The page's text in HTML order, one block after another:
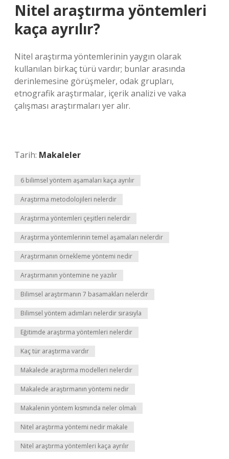
Nitel araştırma yöntemleri
kaça ayrılır?
Nitel araştırma yöntemlerinin yaygın olarak
kullanılan birkaç türü vardır; bunlar arasında
derinlemesine görüşmeler, odak grupları,
etnografik araştırmalar, içerik analizi ve vaka
çalışması araştırmaları yer alır.
Tarih: Makaleler
6 bilimsel yöntem aşamaları kaça ayrılır
Araştırma metodolojileri nelerdir
Araştırma yöntemleri çeşitleri nelerdir
Araştırma yöntemlerinin temel aşamaları nelerdir
Araştırmanın örnekleme yöntemi nedir
Araştırmanın yöntemine ne yazılır
Bilimsel araştırmanın 7 basamakları nelerdir
Bilimsel yöntem adımları nelerdir sırasıyla
Eğitimde araştırma yöntemleri nelerdir
Kaç tür araştırma vardır
Makalede araştırma modelleri nelerdir
Makalede araştırmanın yöntemi nedir
Makalenin yöntem kısmında neler olmalı
Nitel araştırma yöntemi nedir makale
Nitel araştırma yöntemleri kaça ayrılır